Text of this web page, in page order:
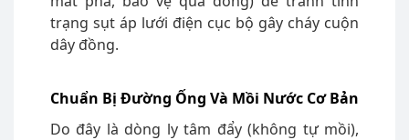
trạng sụt áp lưới điện cục bộ gây cháy cuộn
dây đồng.
Chuẩn Bị Đường Ống Và Mồi Nước Cơ Bản
Do đây là dòng ly tâm đẩy (không tự mồi),